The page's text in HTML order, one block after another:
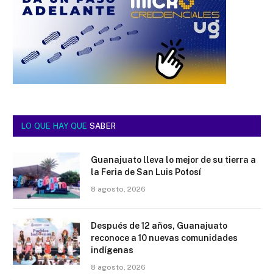
LO QUE HAY QUE SABER
Guanajuato lleva lo mejor de su tierra a
la Feria de San Luis Potosí
8 agosto, 2026
Después de 12 años, Guanajuato
reconoce a 10 nuevas comunidades
indígenas
8 agosto, 2026